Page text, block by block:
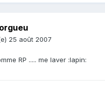
25 août 2007
RP ..... me laver :lapin: